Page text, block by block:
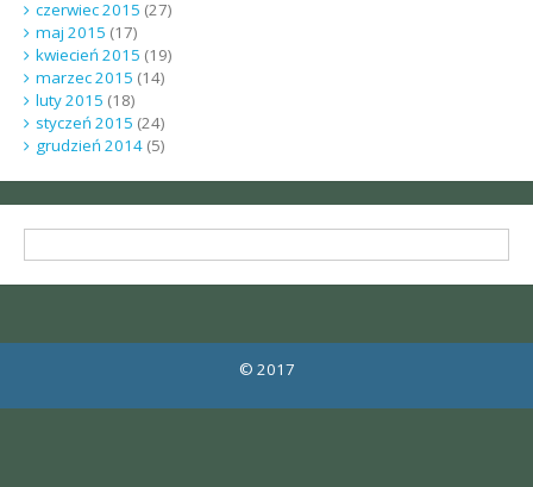
czerwiec 2015 (27)
maj 2015 (17)
kwiecień 2015 (19)
marzec 2015 (14)
luty 2015 (18)
styczeń 2015 (24)
grudzień 2014(5)
© 2017